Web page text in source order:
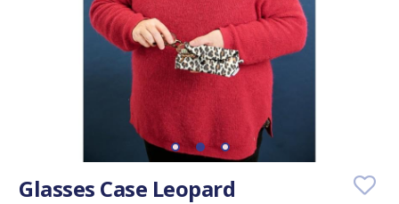
Glasses Case Leopard